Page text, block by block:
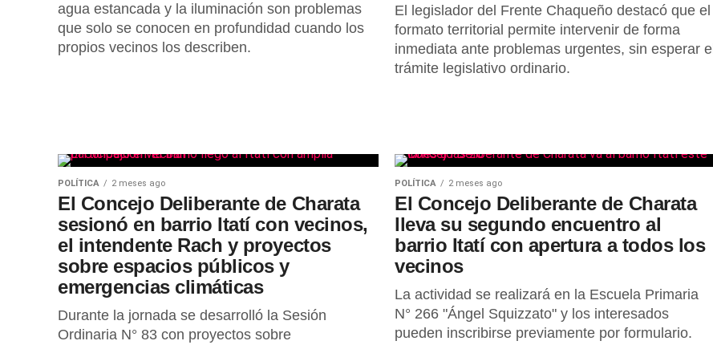
agua estancada y la iluminación son problemas
que solo se conocen en profundidad cuando los
propios vecinos los describen.
El legislador del Frente Chaqueño destacó que el
formato territorial permite intervenir de forma
inmediata ante problemas urgentes, sin esperar el
trámite legislativo ordinario.
POLÍTICA 2 meses ago
El Concejo Deliberante de Charata
sesionó en barrio Itatí con vecinos,
el intendente Rach y proyectos
sobre espacios públicos y
emergencias climáticas
Durante la jornada se desarrolló la Sesión
Ordinaria N° 83 con proyectos sobre
POLÍTICA 2 meses ago
El Concejo Deliberante de Charata
lleva su segundo encuentro al
barrio Itatí con apertura a todos los
vecinos
La actividad se realizará en la Escuela Primaria
N° 266 "Ángel Squizzato" y los interesados
pueden inscribirse previamente por formulario.